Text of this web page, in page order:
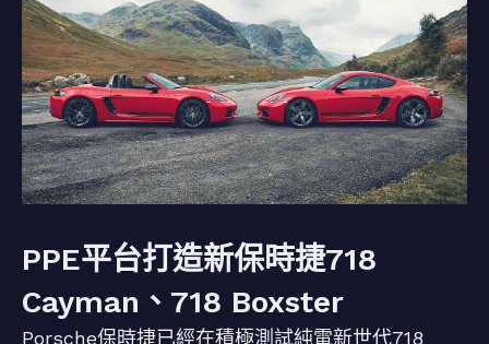
PPE平台打造新保時捷718
Cayman、718 Boxster
Porsche保時捷已經在積極測試純電新世代718